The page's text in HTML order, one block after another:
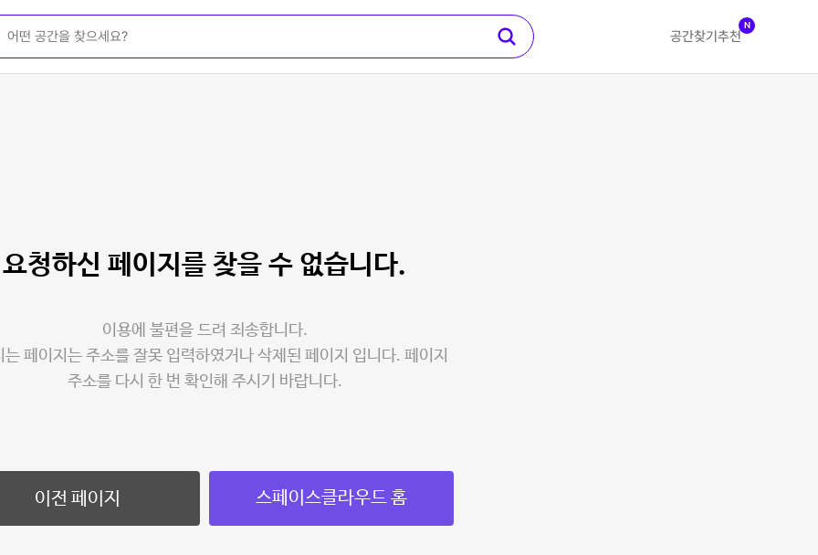
공간찾기 추천
N
요청하신 페이지를 찾을 수 없습니다.
이용에 불편을 드려 죄송합니다.
는 페이지는 주소를 잘못 입력하였거나 삭제된 페이지 입니다. 페이지
주소를 다시 한 번 확인해 주시기 바랍니다.
이전 페이지 스페이스클라우드 홈